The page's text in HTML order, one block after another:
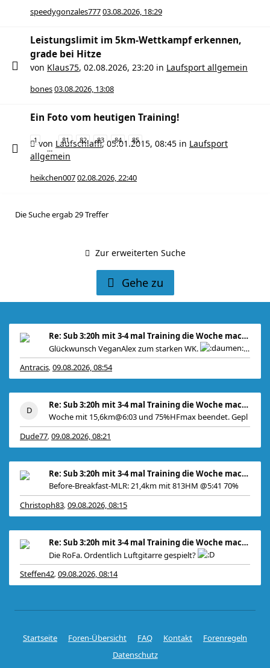
speedygonzales77703.08.2026, 18:29
Leistungslimit im 5km-Wettkampf erkennen,
grade bei Hitze
von Klaus75, 02.08.2026, 23:20 in Laufsport allgemein
bones03.08.2026, 13:08
Ein Foto vom heutigen Training!
1
…
81 82 83 84 85
von Laufschlaffi, 05.01.2015, 08:45 in Laufsport
allgemein
heikchen00702.08.2026, 22:40
Die Suche ergab 29 Treffer
Zur erweiterten Suche
Gehe zu
Re: Sub 3:20h mit 3-4 mal Training die Woche machb
Glückwunsch VeganAlex zum starken WK.
Be
Antracis, 09.08.2026, 08:54
Re: Sub 3:20h mit 3-4 mal Training die Woche machb
Woche mit 15,6km@6:03 und 75%HFmax beendet. Gepl
Dude77, 09.08.2026, 08:21
Re: Sub 3:20h mit 3-4 mal Training die Woche machb
Before-Breakfast-MLR: 21,4km mit 813HM @5:41 70%
Christoph83, 09.08.2026, 08:15
Re: Sub 3:20h mit 3-4 mal Training die Woche machb
Die RoFa. Ordentlich Luftgitarre gespielt?
Steffen42, 09.08.2026, 08:14
Startseite Foren-Übersicht FAQ Kontakt
Forenregeln
Datenschutz